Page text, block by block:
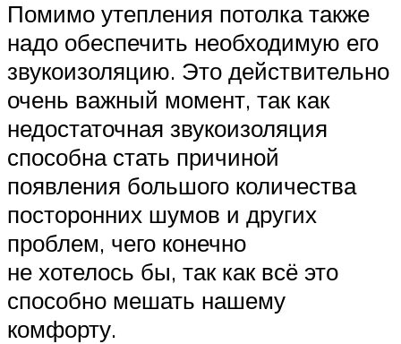
Помимо утепления потолка также
надо обеспечить необходимую его
звукоизоляцию. Это действительно
очень важный момент, так как
недостаточная звукоизоляция
способна стать причиной
появления большого количества
посторонних шумов и других
проблем, чего конечно
не хотелось бы, так как всё это
способно мешать нашему
комфорту.